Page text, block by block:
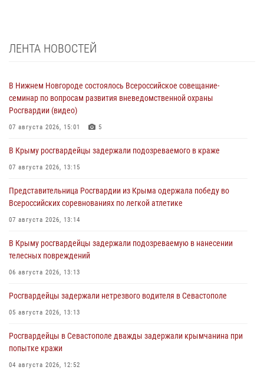
ЛЕНТА НОВОСТЕЙ
В Нижнем Новгороде состоялось Всероссийское совещание-
семинар по вопросам развития вневедомственной охраны
Росгвардии (видео)
07 августа 2026, 15:01 5
В Крыму росгвардейцы задержали подозреваемого в краже
07 августа 2026, 13:15
Представительница Росгвардии из Крыма одержала победу во
Всероссийских соревнованиях по легкой атлетике
07 августа 2026, 13:14
В Крыму росгвардейцы задержали подозреваемую в нанесении
телесных повреждений
06 августа 2026, 13:13
Росгвардейцы задержали нетрезвого водителя в Севастополе
05 августа 2026, 13:13
Росгвардейцы в Севастополе дважды задержали крымчанина при
попытке кражи
04 августа 2026, 12:52